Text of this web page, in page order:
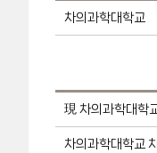
차의과학대학교
現 차의과학대학
차의과학대학교